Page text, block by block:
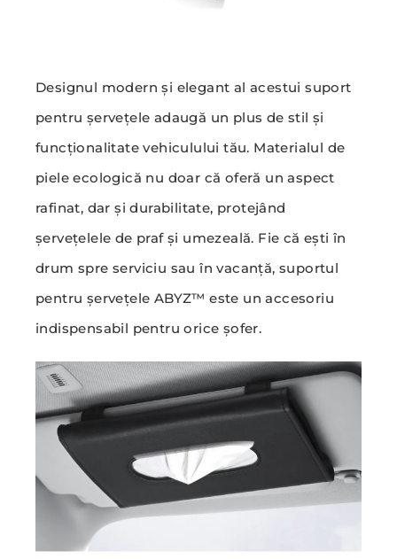
Designul modern și elegant al acestui suport
pentru șervețele adaugă un plus de stil și
funcționalitate vehiculului tău. Materialul de
piele ecologică nu doar că oferă un aspect
rafinat, dar și durabilitate, protejând
șervețelele de praf și umezeală. Fie că ești în
drum spre serviciu sau în vacanță, suportul
pentru șervețele ABYZ™ este un accesoriu
indispensabil pentru orice șofer.